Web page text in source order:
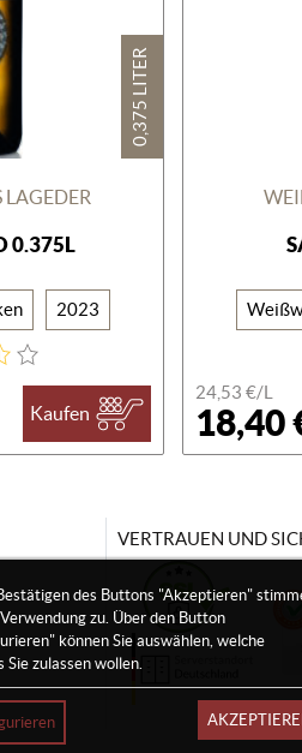
0,375 LITER
0.375L
2023
Kaufen
24,53 €/L
18,40
des Buttons "Akzeptieren"
zu. Über den Button
können Sie auswählen, welche
Sie zulassen wollen.
VERTRAUEN UND